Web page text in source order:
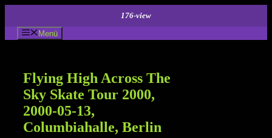
springen
176-view
Menü
Flying High Across The
Sky Skate Tour 2000,
2000-05-13,
Columbiahalle, Berlin